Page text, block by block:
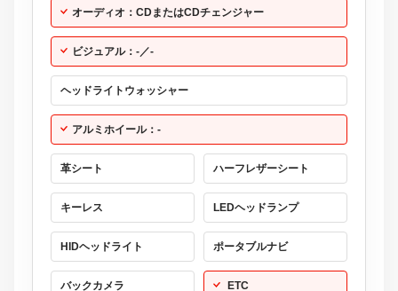
オーディオ：CDまたはCDチェンジャー
ビジュアル：-／-
ヘッドライトウォッシャー
アルミホイール：-
革シート ハーフレザーシート
キーレス LEDヘッドランプ
HIDヘッドライト ポータブルナビ
バックカメラ ETC